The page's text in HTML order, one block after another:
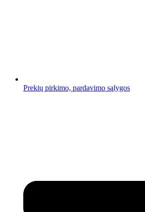
Prekių pirkimo, pardavimo sąlygos